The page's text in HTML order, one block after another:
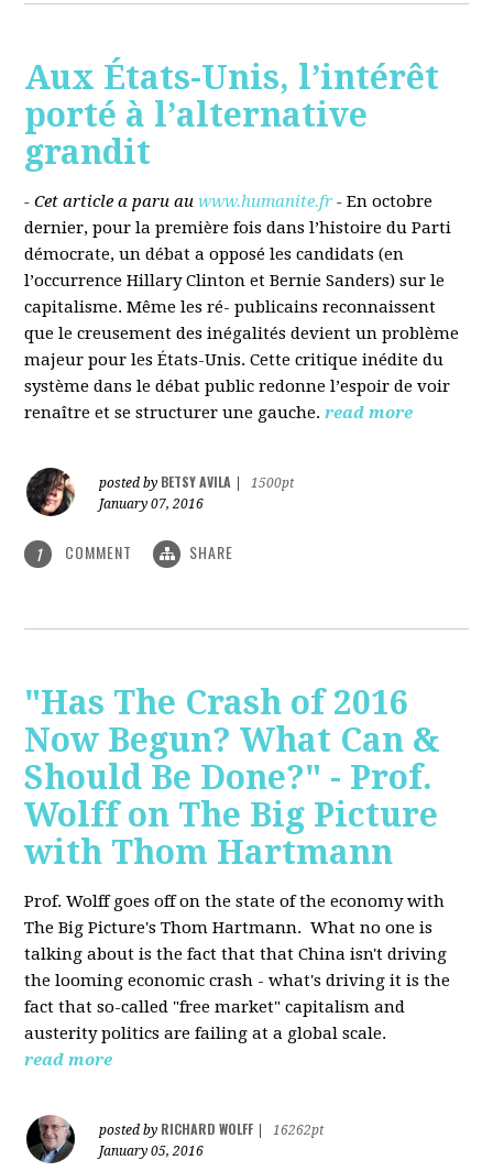
Aux États-Unis, l’intérêt
porté à l’alternative
grandit
- Cet article a paru au www.humanite.fr - En octobre
dernier, pour la première fois dans l’histoire du Parti
démocrate, un débat a opposé les candidats (en
l’occurrence Hillary Clinton et Bernie Sanders) sur le
capitalisme. Même les ré- publicains reconnaissent
que le creusement des inégalités devient un problème
majeur pour les États-Unis. Cette critique inédite du
système dans le débat public redonne l’espoir de voir
renaître et se structurer une gauche. read more
posted by BETSY AVILA
1500pt
January 07, 2016
1 COMMENT SHARE
"Has The Crash of 2016
Now Begun? What Can &
Should Be Done?" - Prof.
Wolff on The Big Picture
with Thom Hartmann
Prof. Wolff goes off on the state of the economy with
The Big Picture's Thom Hartmann. What no one is
talking about is the fact that that China isn't driving
the looming economic crash - what's driving it is the
fact that so-called "free market" capitalism and
austerity politics are failing at a global scale.
read more
posted by RICHARD WOLFF
16262pt
January 05, 2016